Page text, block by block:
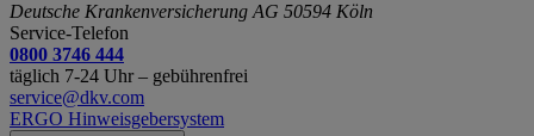
Deutsche Krankenversicherung AG 50594 Köln
Service-Telefon
0800 3746 444
täglich 7-24 Uhr – gebührenfrei
service@dkv.com
ERGO Hinweisgebersystem